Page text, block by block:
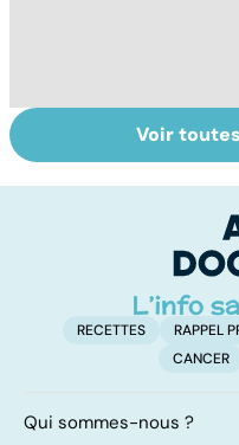
Tout savoir sur
les infections
Voir
RECETTES RAPPEL
CANCER
Qui sommes-nous ?